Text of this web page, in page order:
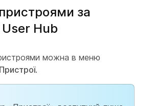
за
Hub
можна в меню
Пристрої.